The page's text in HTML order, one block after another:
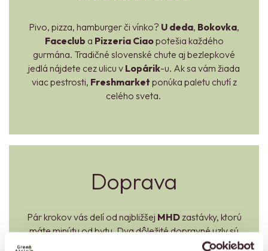
Pivo, pizza, hamburger či vínko? U deda, Bokovka,
Faceclub a Pizzeria Ciaopotešia každého
gurmána. Tradičné slovenské chute aj bezlepkové
jedlá nájdete cez ulicu v Lopárik-u. Ak sa vám žiada
viac pestrosti, Freshmarket ponúka paletu chutí z
celého sveta.
Doprava
Pár krokov vás delí od najbližšej MHDzastávky, ktorú
máte minútu od bytu. Dva dôležité dopravné uzly sú
vlaková stanica Nové